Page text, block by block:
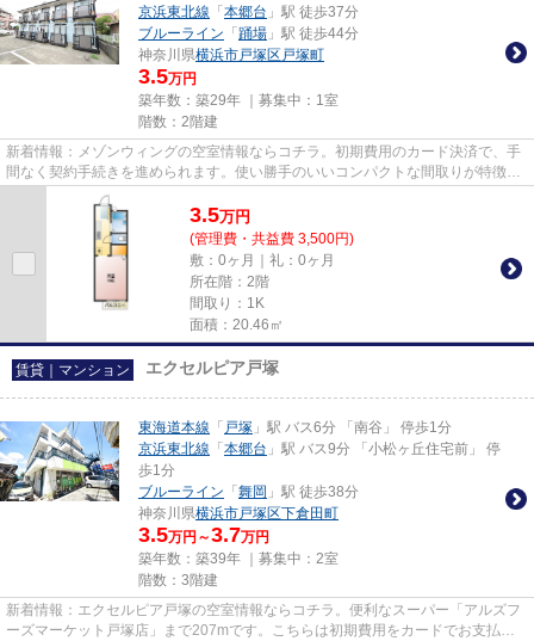
京浜東北線 「 本郷台 」駅 徒歩37分
ブルーライン 「 踊場 」駅 徒歩44分
神奈川県横浜市戸塚区 戸塚町
3.5万円
築年数：築29年 ｜募集中： 1室
階数：2階建
新着情報：メゾンウィングの空室情報ならコチラ。初期費用のカード決済で、手
間なく契約手続きを進められます。使い勝手のいいコンパクトな間取りが特徴。
東海道本線戸塚付近の物件情...
3.5万円
(管理費・共益費 3,500円)
敷：0ヶ月｜礼：0ヶ月
所在階：2階
間取り：1K
面積：20.46㎡
賃貸｜マンション エクセルピア戸塚
東海道本線 「 戸塚 」駅 バス6分 「南谷」 停歩1分
京浜東北線 「 本郷台 」駅 バス9分 「小松ヶ丘住宅前」 停
歩1分
ブルーライン 「 舞岡 」駅 徒歩38分
神奈川県横浜市戸塚区下倉田町
3.5万円～3.7万円
築年数：築39年 ｜募集中： 2室
階数：3階建
新着情報：エクセルピア戸塚の空室情報ならコチラ。便利なスーパー「アルズフ
ーズマーケット戸塚店」まで207mです。こちらは初期費用をカードでお支払い